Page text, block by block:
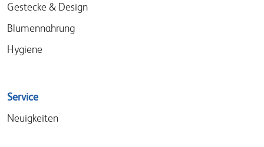
Gestecke & Design
Blumennahrung
Hygiene
Service
Neuigkeiten